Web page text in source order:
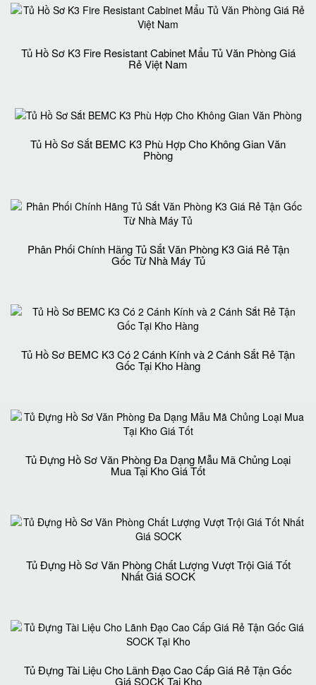
Tủ Hồ Sơ K3 Fire Resistant Cabinet Mẩu Tủ Văn Phòng Giá
Rẻ Việt Nam
Tủ Hồ Sơ Sắt BEMC K3 Phù Hợp Cho Không Gian Văn
Phòng
Phân Phối Chính Hãng Tủ Sắt Văn Phòng K3 Giá Rẻ Tận
Gốc Từ Nhà Máy Tủ
Tủ Hồ Sơ BEMC K3 Có 2 Cánh Kính và 2 Cánh Sắt Rẻ Tận
Gốc Tại Kho Hàng
Tủ Đựng Hồ Sơ Văn Phòng Đa Dạng Mẫu Mã Chủng Loại
Mua Tại Kho Giá Tốt
Tủ Đựng Hồ Sơ Văn Phòng Chất Lượng Vượt Trội Giá Tốt
Nhất Giá SOCK
Tủ Đựng Tài Liệu Cho Lãnh Đạo Cao Cấp Giá Rẻ Tận Gốc
Giá SOCK Tại Kho